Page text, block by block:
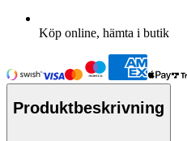
Köp online, hämta i butik
Produktbeskrivning